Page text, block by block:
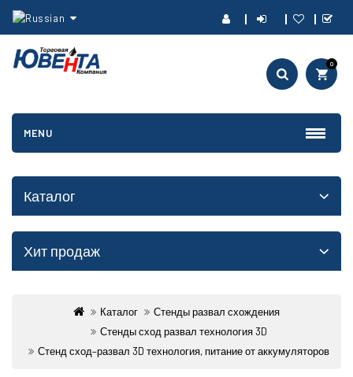
0
MENU
Каталог
Хит продаж
Каталог
Стенды развал схождения
Стенды сход развал технология 3D
Стенд сход–развал 3D технология, питание от аккумуляторов